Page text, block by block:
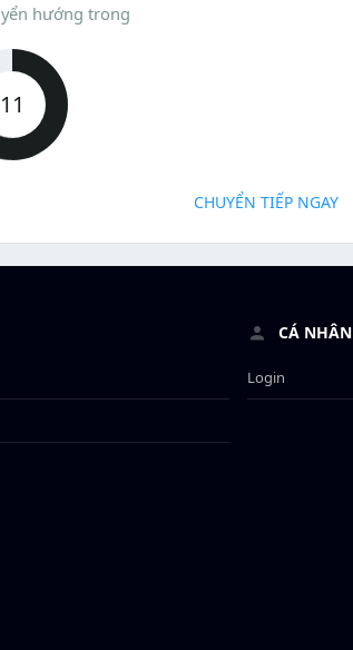
hướng trong
11
CHUYỂN TIẾP NGAY
CÁ NHÂN
Login